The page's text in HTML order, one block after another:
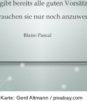
Karte: Gerd Altmann / pixabay.com